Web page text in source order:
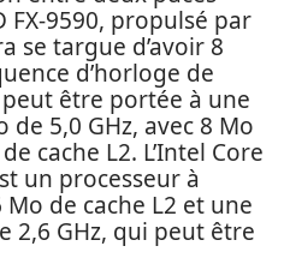
FX-9590, propulsé par
se targue d’avoir 8
d’horloge de
être portée à une
5,0 GHz, avec 8 Mo
cache L2. L’Intel Core
un processeur à
de cache L2 et une
2,6 GHz, qui peut être